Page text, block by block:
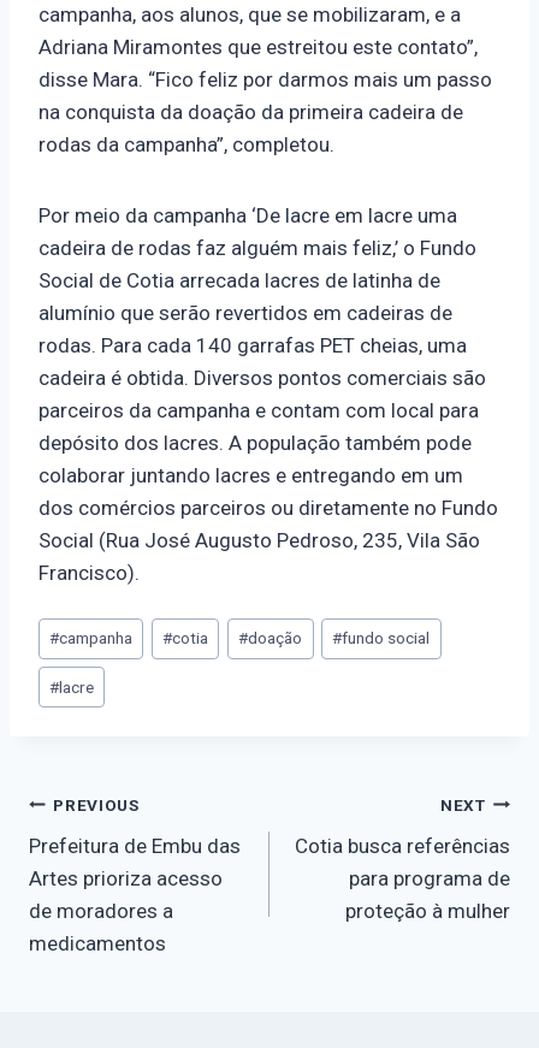
campanha, aos alunos, que se mobilizaram, e a
Adriana Miramontes que estreitou este contato”,
disse Mara. “Fico feliz por darmos mais um passo
na conquista da doação da primeira cadeira de
rodas da campanha”, completou.
Por meio da campanha ‘De lacre em lacre uma
cadeira de rodas faz alguém mais feliz,’ o Fundo
Social de Cotia arrecada lacres de latinha de
alumínio que serão revertidos em cadeiras de
rodas. Para cada 140 garrafas PET cheias, uma
cadeira é obtida. Diversos pontos comerciais são
parceiros da campanha e contam com local para
depósito dos lacres. A população também pode
colaborar juntando lacres e entregando em um
dos comércios parceiros ou diretamente no Fundo
Social (Rua José Augusto Pedroso, 235, Vila São
Francisco).
#campanha #cotia #doação #fundo social
#lacre
PREVIOUS
Prefeitura de Embu das
Artes prioriza acesso
de moradores a
medicamentos
NEXT
Cotia busca referências
para programa de
proteção à mulher